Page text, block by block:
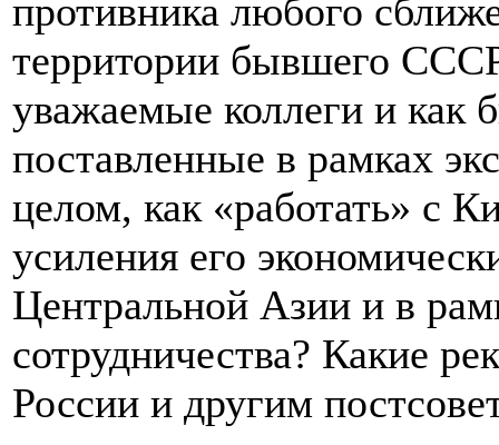
противника любого
территории бывшего
уважаемые коллеги и как
поставленные в рамках
целом, как «работать» с
усиления его
Центральной Азии и в
сотрудничества? Какие
России и другим